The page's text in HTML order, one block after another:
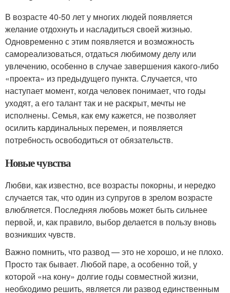
В возрасте 40-50 лет у многих людей появляется
желание отдохнуть и насладиться своей жизнью.
Одновременно с этим появляется и возможность
самореализоваться, отдаться любимому делу или
увлечению, особенно в случае завершения какого-либо
«проекта» из предыдущего пункта. Случается, что
наступает момент, когда человек понимает, что годы
уходят, а его талант так и не раскрыт, мечты не
исполнены. Семья, как ему кажется, не позволяет
осилить кардинальных перемен, и появляется
потребность освободиться от обязательств.
Новые чувства
Любви, как известно, все возрасты покорны, и нередко
случается так, что один из супругов в зрелом возрасте
влюбляется. Последняя любовь может быть сильнее
первой, и, как правило, выбор делается в пользу вновь
возникших чувств.
Важно помнить, что развод — это не хорошо, и не плохо.
Просто так бывает. Любой паре, а особенно той, у
которой «на кону» долгие годы совместной жизни,
необходимо решить, является ли развод единственным